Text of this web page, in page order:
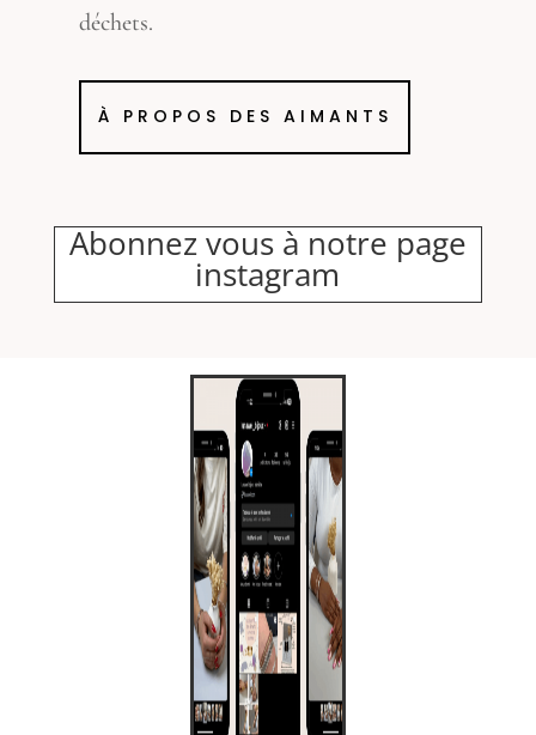
déchets.
À PROPOS DES AIMANTS
Abonnez vous à notre page
instagram